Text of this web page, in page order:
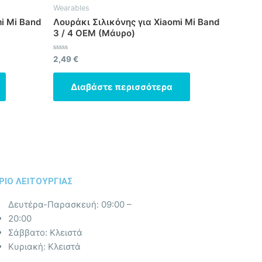
Mi Band
Wearables
Λουράκι Σιλικόνης για Xiaomi Mi Band
3 / 4 OEM (Μάυρο)
Βαθμολογήθηκε
με
0
2,49€
Διαβάστε περισσότερα
ΛΕΙΤΟΥΡΓΙΑΣ​
Δευτέρα-Παρασκευή: 09:00 –
20:00
Σάββατο: Κλειστά
Κυριακή: Κλειστά